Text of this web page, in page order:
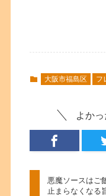
大阪市福島区 フ
よか
悪魔ソースはご
止まらなくなる